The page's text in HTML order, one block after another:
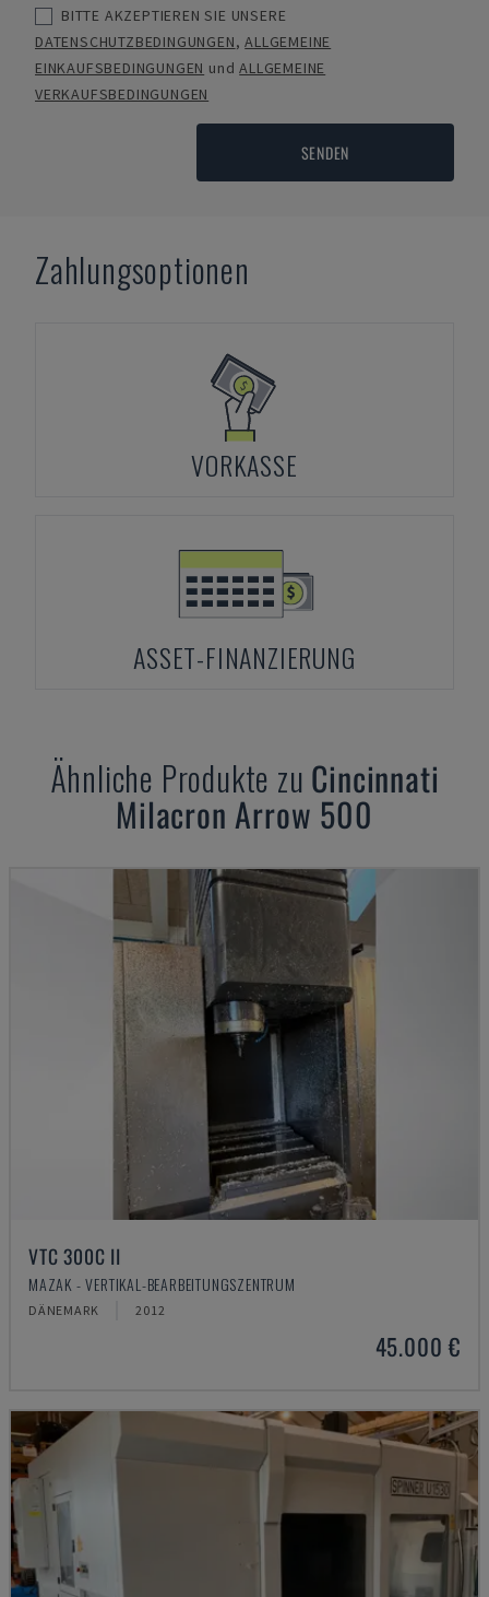
BITTE AKZEPTIEREN SIE UNSERE
DATENSCHUTZBEDINGUNGEN,ALLGEMEINE
EINKAUFSBEDINGUNGEN undALLGEMEINE
VERKAUFSBEDINGUNGEN
SENDEN
Zahlungsoptionen
VORKASSE
ASSET-FINANZIERUNG
Ähnliche Produkte zu Cincinnati
Milacron Arrow 500
VTC 300C II
MAZAK - VERTIKAL-BEARBEITUNGSZENTRUM
DÄNEMARK 2012
45.000 €